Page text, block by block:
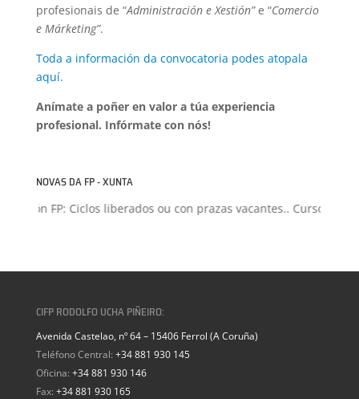
profesionais de “Administración e Xestión”e “Comercio
e Márketing”.
Toda a información da convocatoria podes atopala
aquí.
Anímate a poñer en valor a túa experiencia
profesional. Infórmate con nós!
NOVAS DA FP - XUNTA
FP: Ciclos liberados ou con prazas vacantes.. Curso 2026-
CIFP RODOLFO UCHA PIÑEIRO:
Avenida Castelao, nº 64 – 15406 Ferrol (A Coruña)
Teléfono Central: +34 881 930 145
Oficina: +34 881 930 146
Fax: +34 881 930 165